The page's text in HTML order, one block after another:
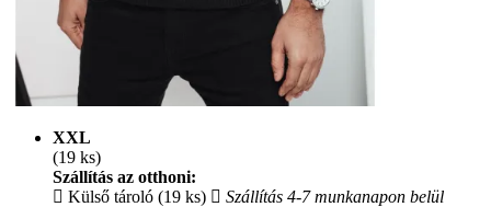
XXL
(19 ks)
Szállítás az otthoni:
Külső tároló (19 ks)
Szállítás 4-7 munkanapon belül